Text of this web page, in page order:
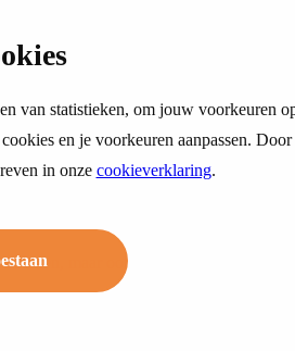
van statistieken, om jouw voorkeuren
en je voorkeuren aanpassen.
in onze cookieverklaring.
maar ook als er een brand